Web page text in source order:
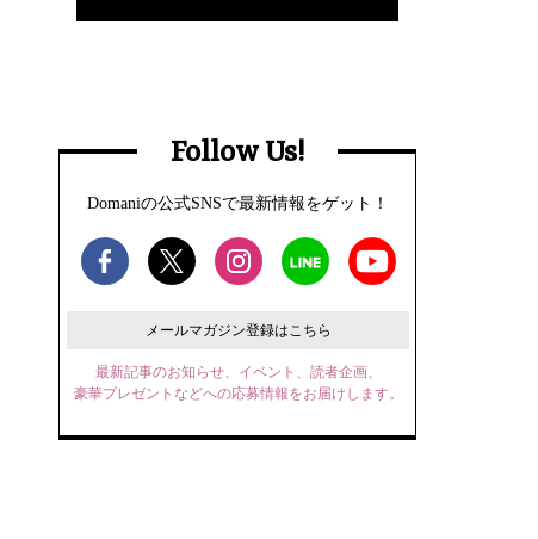
Follow Us!
Domaniの公式SNSで最新情報をゲット！
メールマガジン登録はこちら
最新記事のお知らせ、イベント、読者企画、
豪華プレゼントなどへの応募情報をお届けします。